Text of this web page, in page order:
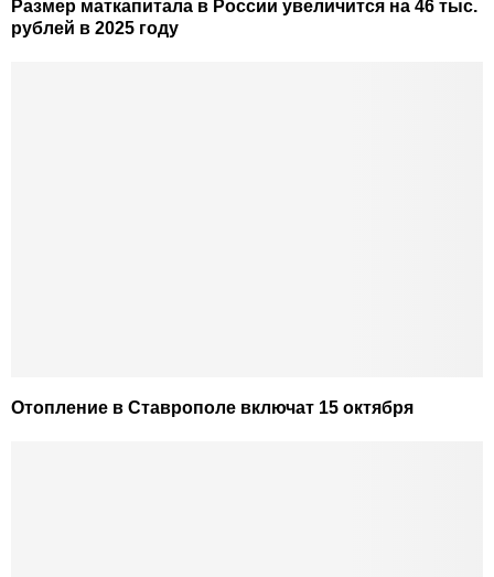
Размер маткапитала в России увеличится на 46 тыс.
рублей в 2025 году
Отопление в Ставрополе включат 15 октября